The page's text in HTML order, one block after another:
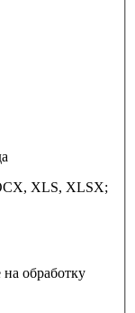
XLS, XLSX;
на обработку